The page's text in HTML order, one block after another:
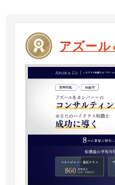
アズール